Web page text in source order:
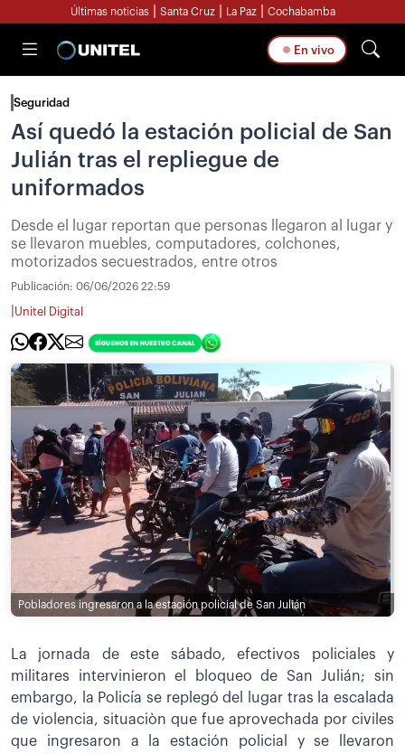
Últimas noticias Santa Cruz La Paz Cochabamba
En vivo
Seguridad
Así quedó la estación policial de San
Julián tras el repliegue de
uniformados
Desde el lugar reportan que personas llegaron al lugar y
se llevaron muebles, computadores, colchones,
motorizados secuestrados, entre otros
Publicación: 06/06/2026 22:59
Unitel Digital
Pobladores ingresaron a la estación policial de San Julián
La jornada de este sábado, efectivos policiales y
militares intervinieron el bloqueo de San Julián; sin
embargo, la Policía se replegó del lugar tras la escalada
de violencia, situaciòn que fue aprovechada por civiles
que ingresaron a la estación policial y se llevaron